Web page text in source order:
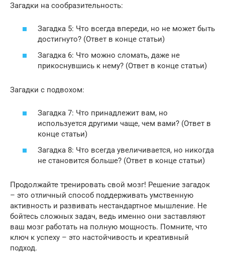
Загадки на сообразительность:
Загадка 5: Что всегда впереди, но не может быть
достигнуто? (Ответ в конце статьи)
Загадка 6: Что можно сломать, даже не
прикоснувшись к нему? (Ответ в конце статьи)
Загадки с подвохом:
Загадка 7: Что принадлежит вам, но
используется другими чаще, чем вами? (Ответ в
конце статьи)
Загадка 8: Что всегда увеличивается, но никогда
не становится больше? (Ответ в конце статьи)
Продолжайте тренировать свой мозг! Решение загадок
– это отличный способ поддерживать умственную
активность и развивать нестандартное мышление. Не
бойтесь сложных задач, ведь именно они заставляют
ваш мозг работать на полную мощность. Помните, что
ключ к успеху – это настойчивость и креативный
подход.